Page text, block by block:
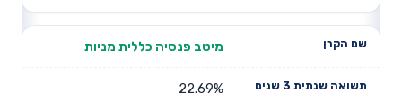
מיטב פנסיה כללית מניות
22.69%